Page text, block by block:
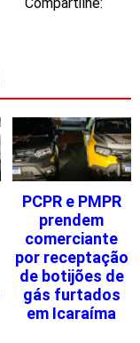
PCPR e PMPR
prendem
comerciante
por receptação
de botijões de
gás furtados
em Icaraíma